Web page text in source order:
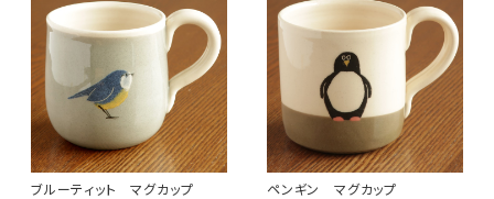
ブルーティット マグカップ ペンギン マグカップ